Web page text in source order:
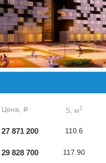
Цена, a S, м2
27 871 200 110.6
29 828 700 117.90